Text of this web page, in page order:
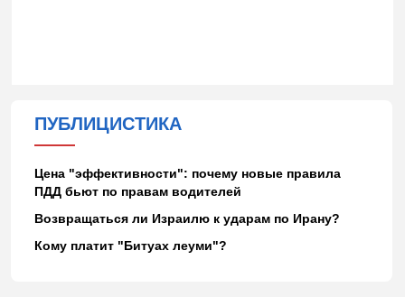
ПУБЛИЦИСТИКА
Цена "эффективности": почему новые правила
ПДД бьют по правам водителей
Возвращаться ли Израилю к ударам по Ирану?
Кому платит "Битуах леуми"?